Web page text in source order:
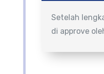
Setelah
di approve